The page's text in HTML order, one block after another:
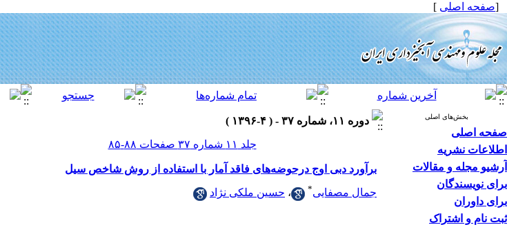
[صفحه اصلی ]
بخش‌های اصلی
صفحه اصلی
اطلاعات نشریه
آرشیو مجله و مقالات
برای نویسندگان
برای داوران
ثبت نام و اشتراک
دوره ۱۱، شماره ۳۷ - ( ۴-۱۳۹۶ )
جلد ۱۱ شماره ۳۷ صفحات ۸۸-۸۵
برآورد دبی اوج درحوضه‌های فاقد آمار با استفاده از روش شاخص سیل
جمال مصفایی* ، حسین ملکی نژاد